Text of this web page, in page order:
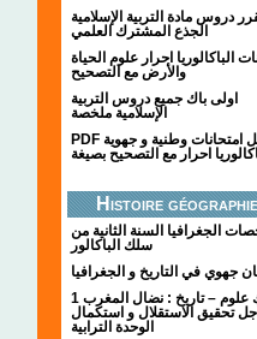
دروس مادة التربية الإسلامية
الجذع المشترك العلمي
الباكالوريا احرار علوم الحياة
والأرض مع التصحيح
اولى باك جميع دروس التربية
الإسلامية ملخصة
PDF تحميل امتحانات وطنية و جهوية
احرار مع التصحيح بصيغة
Histoire géographie
الجغرافيا السنة الثانية من
سلك الباكالور
جهوي في التاريخ و الجغرافيا
1 باك علوم – تاريخ : نضال المغرب
تحقيق الاستقلال و استكمال
الوحدة الترابية